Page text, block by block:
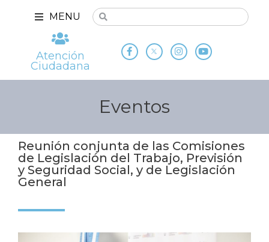
MENU
Atención
Ciudadana
Eventos
Reunión conjunta de las Comisiones
de Legislación del Trabajo, Previsión
y Seguridad Social, y de Legislación
General